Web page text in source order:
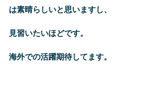
は素晴らしいと思いますし、
見習いたいほどです。
海外での活躍期待してます。